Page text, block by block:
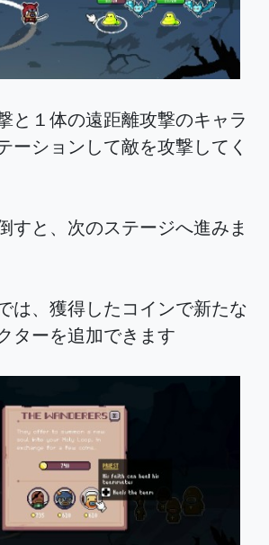
と１体の遠距離攻撃のキャラ
ーションして敵を攻撃してく
すと、次のステージへ進みま
は、獲得したコインで新たな
ターを追加できます